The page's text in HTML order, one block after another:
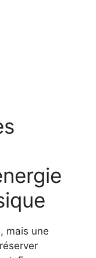
mais une